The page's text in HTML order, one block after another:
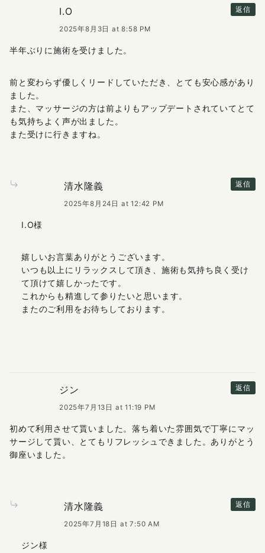
返信
I.O
2025年8月3日 at 8:58 PM
半年ぶりに施術を受けました。
前と変わらず優しくリードしていただき、とても安心感があり
ました。
また、マッサージの方は前よりもアップデートされていてとて
も気持ちよく声が出ました。
また受けに行きますね。
返信
清水隆義
2025年8月24日 at 12:42 PM
I.O様
嬉しいお言葉ありがとうございます。
いつも以上にリラックスして頂き、施術も気持ち良く受け
て頂けて嬉しかったです。
これからも精進して参りたいと思います。
またのご利用をお待ちしております。
返信
ジン
2025年7月13日 at 11:19 PM
初めて利用させて貰いました。落ち着いた雰囲気で丁寧にマッ
サージして貰い、とてもリフレッシュできました。ありがとう
御座いました。
返信
清水隆義
2025年7月18日 at 7:50 AM
ジン様